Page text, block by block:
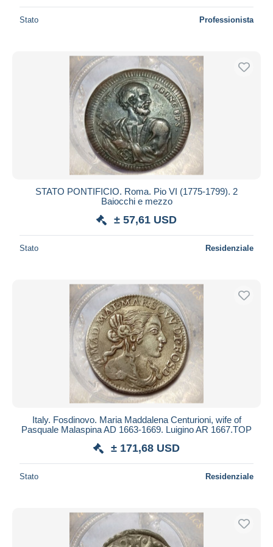
Stato Professionista
STATO PONTIFICIO. Roma. Pio VI (1775-1799). 2
Baiocchi e mezzo
± 57,61 USD
Stato Residenziale
Italy. Fosdinovo. Maria Maddalena Centurioni, wife of
Pasquale Malaspina AD 1663-1669. Luigino AR 1667.TOP
± 171,68 USD
Stato Residenziale